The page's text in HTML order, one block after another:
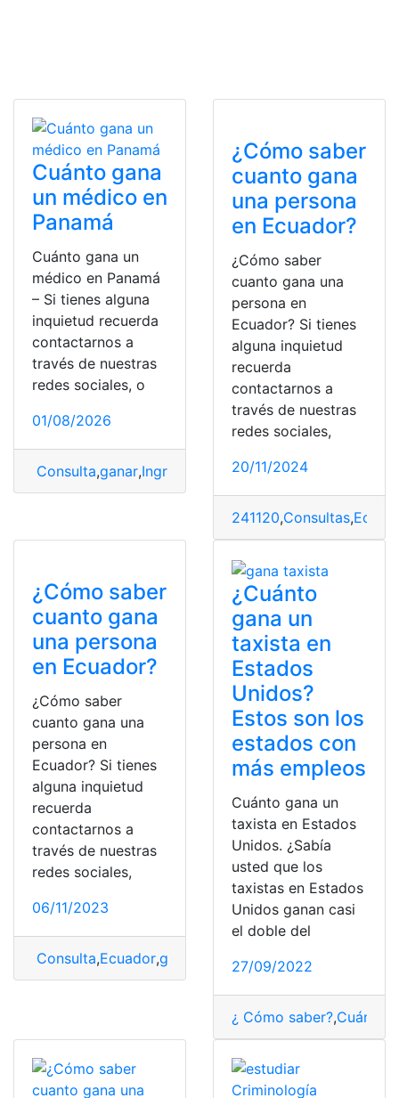
Cuánto gana
un médico en
Panamá
Cuánto gana un
médico en Panamá
– Si tienes alguna
inquietud recuerda
contactarnos a
través de nuestras
redes sociales, o
01/08/2026
Consulta,ganar,Ingresos o sueldo ,médicos
¿Cómo saber
cuanto gana
una persona
en Ecuador?
¿Cómo saber
cuanto gana una
persona en
Ecuador? Si tienes
alguna inquietud
recuerda
contactarnos a
través de nuestras
redes sociales,
20/11/2024
241120,Consultas,
¿Cómo saber
cuanto gana
una persona
en Ecuador?
¿Cómo saber
cuanto gana una
persona en
Ecuador? Si tienes
alguna inquietud
recuerda
contactarnos a
través de nuestras
redes sociales,
06/11/2023
Consulta,Ecuador,ganar ganar dinero
¿Cuánto
gana un
taxista en
Estados
Unidos?
Estos son los
estados con
más empleos
Cuánto gana un
taxista en Estados
Unidos. ¿Sabía
usted que los
taxistas en Estados
Unidos ganan casi
el doble del
27/09/2022
¿ Cómo saber?,Cuánto